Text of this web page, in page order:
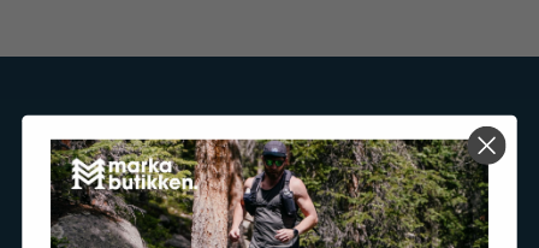
MARKABUTIKKEN.NO